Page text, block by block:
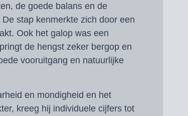
de goede balans en de
stap kenmerkte zich door een
Ook het galop was een
de hengst zeker bergop en
vooruitgang en natuurlijke
en mondigheid en het
kreeg hij individuele cijfers tot